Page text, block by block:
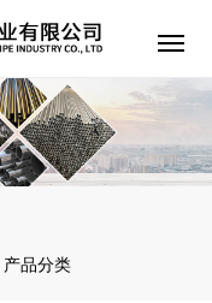
产品分类